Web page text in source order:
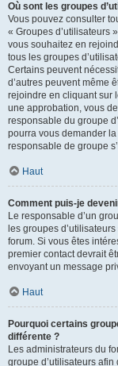
Où sont les groupes
Vous pouvez consulter
« Groupes d’utilisateurs
vous souhaitez en
tous les groupes
Certains peuvent
d’autres peuvent même
rejoindre en cliquant sur
une approbation, vous
responsable du groupe
pourra vous demander
responsable de groupe
Haut
Comment puis-je
Le responsable d’un
les groupes
forum. Si vous êtes
premier contact devrait
envoyant un message
Haut
Pourquoi certains
différente ?
Les administrateurs du
groupe d’utilisateurs